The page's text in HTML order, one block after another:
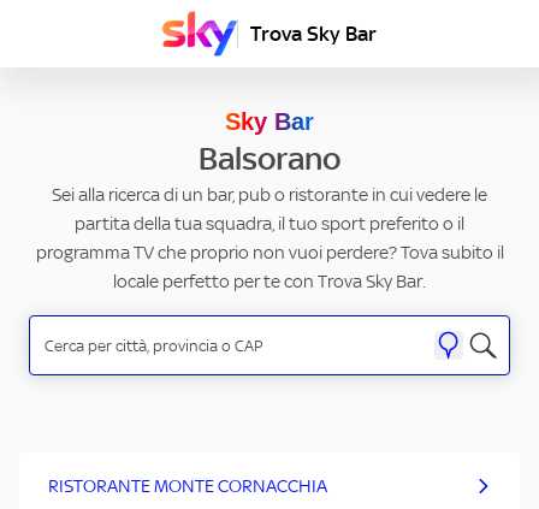
Trova Sky Bar
Sky Bar
Balsorano
Sei alla ricerca di un bar, pub o ristorante in cui vedere le
partita della tua squadra, il tuo sport preferito o il
programma TV che proprio non vuoi perdere? Tova subito il
locale perfetto per te con Trova Sky Bar.
RISTORANTE MONTE CORNACCHIA